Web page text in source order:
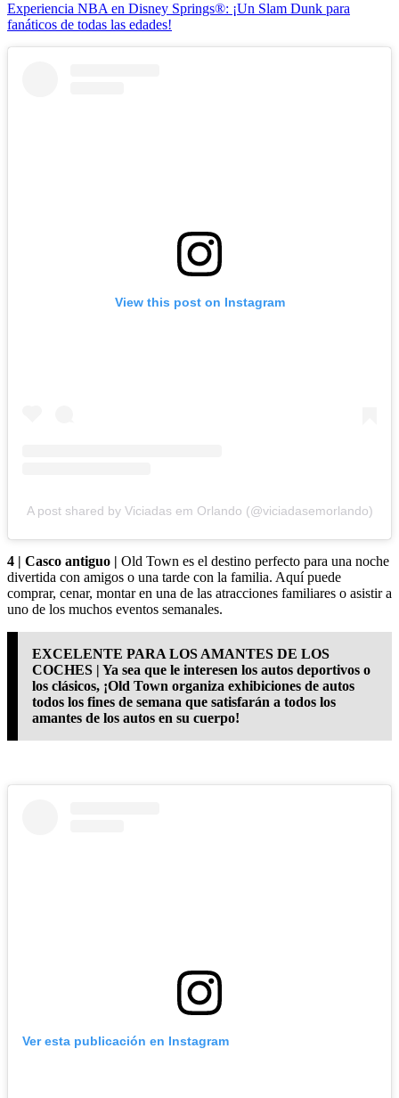
Experiencia NBA en Disney Springs®: ¡Un Slam Dunk para
fanáticos de todas las edades!
View this post on Instagram
A post shared by Viciadas em Orlando (@viciadasemorlando)
4 | Casco antiguo | Old Town es el destino perfecto para una noche
divertida con amigos o una tarde con la familia. Aquí puede
comprar, cenar, montar en una de las atracciones familiares o asistir a
uno de los muchos eventos semanales.
EXCELENTE PARA LOS AMANTES DE LOS
COCHES | Ya sea que le interesen los autos deportivos o
los clásicos, ¡Old Town organiza exhibiciones de autos
todos los fines de semana que satisfarán a todos los
amantes de los autos en su cuerpo!
Ver esta publicación en Instagram